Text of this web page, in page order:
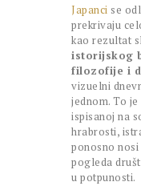
Japanci se
prekrivaju
kao rezultat
istorijskog
filozofije i
vizuelni
jednom. To
ispisanoj na
hrabrosti,
ponosno
pogleda
u potpunosti.